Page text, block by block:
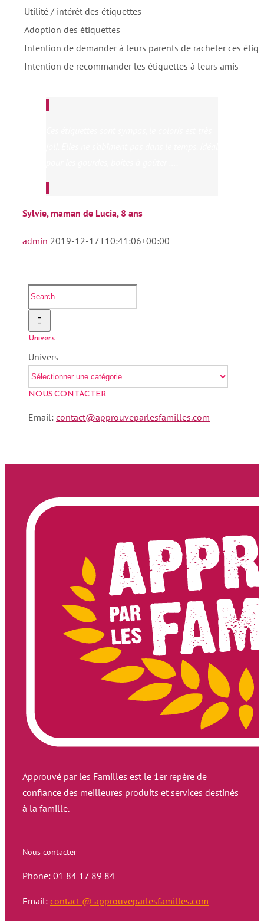
Utilité / intérêt des étiquettes
Adoption des étiquettes
Intention de demander à leurs parents de racheter ces
Intention de recommander les étiquettes à leurs amis
Sylvie, maman de Lucia, 8 ans
admin 2019-12-17T10:41:06+00:00
Univers
Univers
NOUS CONTACTER
Email: contact@approuveparlesfamilles.com
Approuvé par les Familles est le 1er repère de
confiance des meilleures produits et services destinés
à la famille.
Nous contacter
Phone: 01 84 17 89 84
Email: contact @ approuveparlesfamilles.com